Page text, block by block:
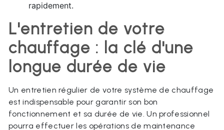
rapidement.
L'entretien de votre
chauffage : la clé d'une
longue durée de vie
Un entretien régulier de votre système de chauffage
est indispensable pour garantir son bon
fonctionnement et sa durée de vie. Un professionnel
pourra effectuer les opérations de maintenance